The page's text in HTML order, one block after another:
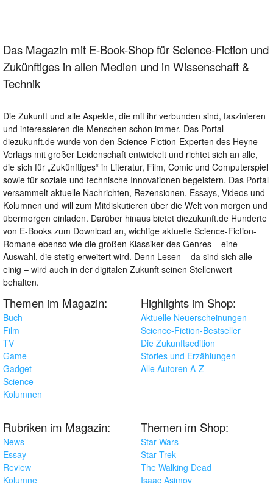
Das Magazin mit E-Book-Shop für Science-Fiction und
Zukünftiges in allen Medien und in Wissenschaft &
Technik
Die Zukunft und alle Aspekte, die mit ihr verbunden sind, faszinieren
und interessieren die Menschen schon immer. Das Portal
diezukunft.de wurde von den Science-Fiction-Experten des Heyne-
Verlags mit großer Leidenschaft entwickelt und richtet sich an alle,
die sich für „Zukünftiges“ in Literatur, Film, Comic und Computerspiel
sowie für soziale und technische Innovationen begeistern. Das Portal
versammelt aktuelle Nachrichten, Rezensionen, Essays, Videos und
Kolumnen und will zum Mitdiskutieren über die Welt von morgen und
übermorgen einladen. Darüber hinaus bietet diezukunft.de Hunderte
von E-Books zum Download an, wichtige aktuelle Science-Fiction-
Romane ebenso wie die großen Klassiker des Genres – eine
Auswahl, die stetig erweitert wird. Denn Lesen – da sind sich alle
einig – wird auch in der digitalen Zukunft seinen Stellenwert
behalten.
Themen im Magazin:
Buch
Film
TV
Game
Gadget
Science
Kolumnen
Highlights im Shop:
Aktuelle Neuerscheinungen
Science-Fiction-Bestseller
Die Zukunftsedition
Stories und Erzählungen
Alle Autoren A-Z
Rubriken im Magazin:
News
Essay
Review
Kolumne
Themen im Shop:
Star Wars
Star Trek
The Walking Dead
Isaac Asimov